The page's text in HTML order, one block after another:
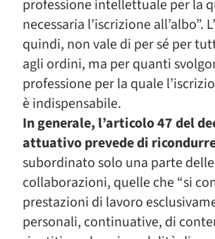
professione intellettuale per la
necessaria l’iscrizione all’albo”.
quindi, non vale di per sé per
agli ordini, ma per quanti
professione per la quale
è indispensabile.
In generale, l’articolo 47 del
attuativo prevede di
subordinato solo una parte delle
collaborazioni, quelle che “si
prestazioni di lavoro
personali, continuative, di